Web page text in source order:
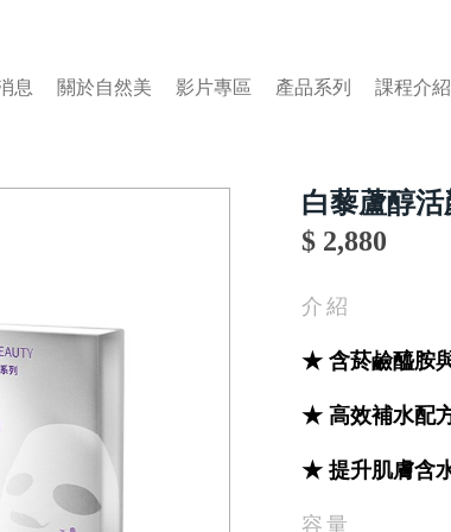
息 關於自然美 影片專區 產品系列 課程介紹
白藜蘆醇
$ 2,880
介紹
★ 含菸鹼醯胺
★ 高效補水配
★ 提升肌膚含
容量